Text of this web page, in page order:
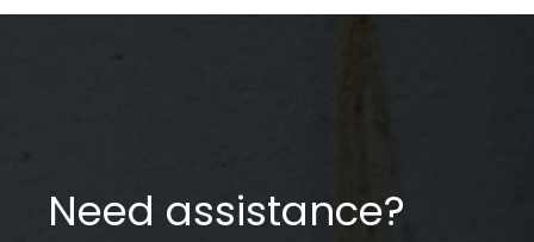
Need assistance?